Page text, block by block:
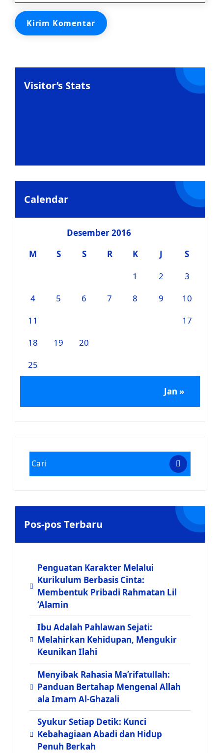
Visitor’s Stats
Calendar
Desember 2016
M
S S R K J
S
1
2
3
4
5 6 7 8 9
10
11
17
18
19 20
25
Jan »
Pos-pos Terbaru
Penguatan Karakter Melalui
Kurikulum Berbasis Cinta:
Membentuk Pribadi Rahmatan Lil
‘Alamin
Ibu Adalah Pahlawan Sejati:
Melahirkan Kehidupan, Mengukir
Keunikan Ilahi
Menyibak Rahasia Ma’rifatullah:
Panduan Bertahap Mengenal Allah
ala Imam Al-Ghazali
Syukur Setiap Detik: Kunci
Kebahagiaan Abadi dan Hidup
Penuh Berkah